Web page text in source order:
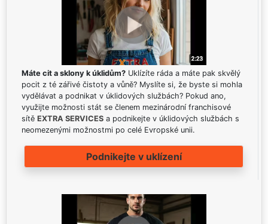
Máte cit a sklony k úklidům? Uklízíte ráda a máte pak skvělý
pocit z té zářivé čistoty a vůně? Myslíte si, že byste si mohla
vydělávat a podnikat v úklidových službách? Pokud ano,
využijte možnosti stát se členem mezinárodní franchisové
sítě EXTRA SERVICES a podnikejte v úklidových službách s
neomezenými možnostmi po celé Evropské unii.
Podnikejte v uklízení